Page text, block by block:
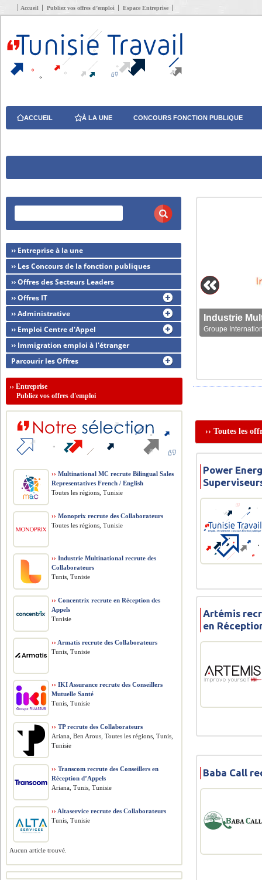
Accueil Publiez vos offres d’emploi Espace Entreprise
ACCUEIL À LA UNE CONCOURS FONCTION PUBLIQUE
Groupe
›› Toutes les
Power
Artémis
en
Baba Call
›› Entreprise à la une
›› Les Concours de la fonction publiques
›› Offres des Secteurs Leaders
›› Offres IT
›› Administrative
›› Emploi Centre d'Appel
›› Immigration emploi à l'étranger
Parcourir les Offres
››Entreprise
Publiez vos offres d'emploi
›› Multinational MC recrute Bilingual Sales
Representatives French / English
Toutes les régions, Tunisie
›› Monoprix recrute des Collaborateurs
Toutes les régions, Tunisie
›› Industrie Multinational recrute des
Collaborateurs
Tunis, Tunisie
›› Concentrix recrute en Réception des
Appels
Tunisie
›› Armatis recrute des Collaborateurs
Tunis, Tunisie
›› IKI Assurance recrute des Conseillers
Mutuelle Santé
Tunis, Tunisie
›› TP recrute des Collaborateurs
Ariana, Ben Arous, Toutes les régions, Tunis,
Tunisie
›› Transcom recrute des Conseillers en
Réception d’Appels
Ariana, Tunis, Tunisie
›› Altaservice recrute des Collaborateurs
Tunis, Tunisie
Aucun article trouvé.